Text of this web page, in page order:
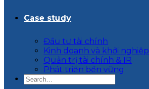
Case study
Đầu tư tài chính
Kinh doanh và khởi nghiệp
Quản trị tài chính & IR
Phát triển bền vững